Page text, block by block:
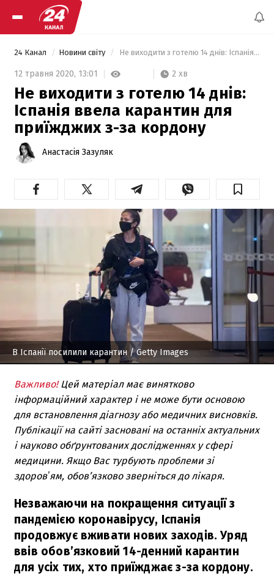
24 Канал Новини світу Не виходити з готелю 14 днів: Іспанія ввела карантин для приїжджих з-за кордону
12 травня 2020, 13:01 2 хв
Не виходити з готелю 14 днів:
Іспанія ввела карантин для
приїжджих з-за кордону
Анастасія Зазуляк
В Іспанії посилили карантин/ Getty Images
Важливо! Цей матеріал має винятково
інформаційний характер і не може бути основою
для встановлення діагнозу або медичних висновків.
Публікації на сайті засновані на останніх актуальних
і науково обґрунтованих дослідженнях у сфері
медицини. Якщо Вас турбують проблеми зі
здоровʼям, обов’язково зверніться до лікаря.
Незважаючи на покращення ситуації з
пандемією коронавірусу, Іспанія
продовжує вживати нових заходів. Уряд
ввів обов’язковий 14-денний карантин
для усіх тих, хто приїжджає з-за кордону.